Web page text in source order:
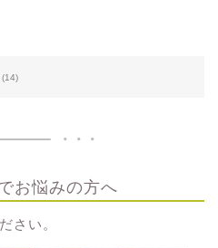
(14)
お悩みの方へ
さい。